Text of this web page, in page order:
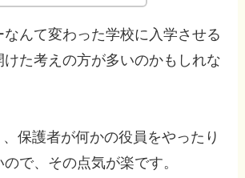
なんて変わった学校に入学させる
けた考えの方が多いのかもしれな
保護者が何かの役員をやったり
で、その点気が楽です。